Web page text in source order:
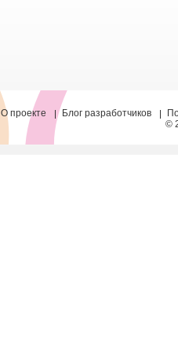
О проекте Блог разработчиков
©